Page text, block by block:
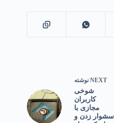
NEXT نوشته
شوخی
کاربران
مجازی با
سشوار زدن و